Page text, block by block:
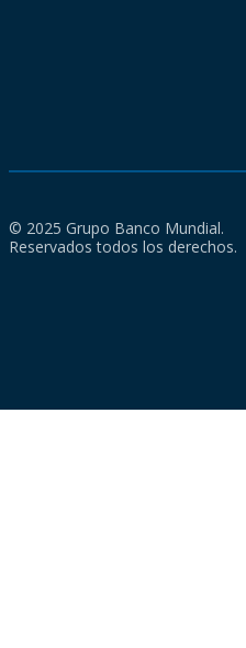
© 2025 Grupo Banco Mundial.
Reservados todos los derechos.